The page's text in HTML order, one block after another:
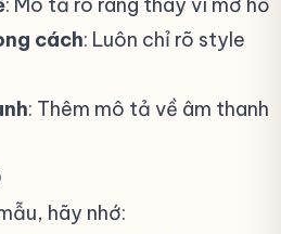
cách: Luôn chỉ rõ style
: Thêm mô tả về âm thanh
hãy nhớ: